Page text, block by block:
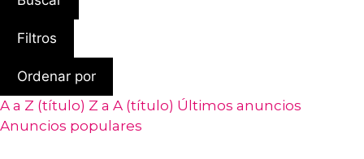
Filtros
Ordenar por
A a Z (título) Z a A (título) Últimos anuncios
Anuncios populares